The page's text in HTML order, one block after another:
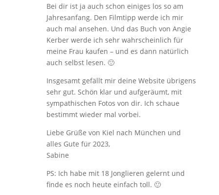
Bei dir ist ja auch schon einiges los so am
Jahresanfang. Den Filmtipp werde ich mir
auch mal ansehen. Und das Buch von Angie
Kerber werde ich sehr wahrscheinlich für
meine Frau kaufen – und es dann natürlich
auch selbst lesen. 🙂
Insgesamt gefällt mir deine Website übrigens
sehr gut. Schön klar und aufgeräumt, mit
sympathischen Fotos von dir. Ich schaue
bestimmt wieder mal vorbei.
Liebe Grüße von Kiel nach München und
alles Gute für 2023,
Sabine
PS: Ich habe mit 18 Jonglieren gelernt und
finde es noch heute einfach toll. 🙂